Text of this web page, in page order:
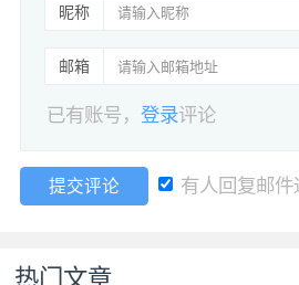
昵称
邮箱
已有账号，登录评论
提交评论 有人回复邮件
热门文章